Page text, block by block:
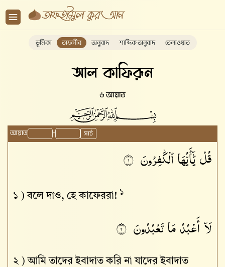
ভূমিকা তাফসীর অনুবাদ শাব্দিক অনুবাদ তেলাওয়াত
আল কাফিরূন
৬ আয়াত
আয়াত - সার্চ
১ )বলে দাও, হে কাফেররা! ১
قُلْيَٰٓأَيُّهَاٱلْكَٰفِرُونَ ١
২ )আমি তাদের ইবাদাত করি না যাদের ইবাদাত
لَآأَعْبُدُمَاتَعْبُدُونَ ٢